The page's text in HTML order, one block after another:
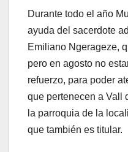
Durante todo el año
ayuda del sacerdote
Emiliano Ngerageze,
pero en agosto no
refuerzo, para poder
que pertenecen a Vall
la parroquia de la
que también es titular.